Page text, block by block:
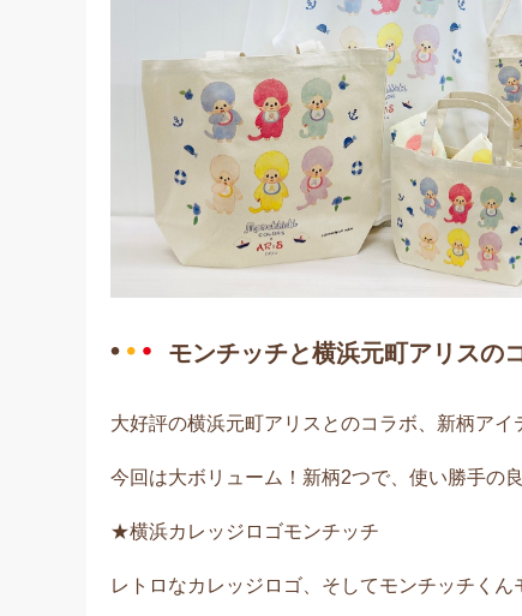
モンチッチと横浜元町アリスの
大好評の横浜元町アリスとのコラボ、新柄アイ
今回は大ボリューム！新柄2つで、使い勝手の
★横浜カレッジロゴモンチッチ
レトロなカレッジロゴ、そしてモンチッチく